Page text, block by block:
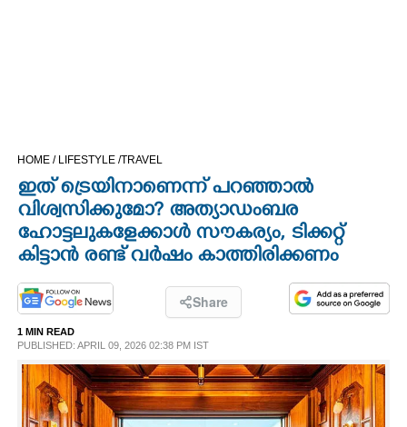
OPINION
LIFESTYLE
SPIRITUAL
HOME / LIFESTYLE /TRAVEL
ഇത് ട്രെയിനാണെന്ന് പറഞ്ഞാൽ
വിശ്വസിക്കുമോ? അത്യാഡംബര
ഹോട്ടലുകളേക്കാൾ സൗകര്യം, ടിക്കറ്റ്
കിട്ടാൻ രണ്ട് വർഷം കാത്തിരിക്കണം
Share
1 MIN READ
PUBLISHED: APRIL 09, 2026 02:38 PM IST